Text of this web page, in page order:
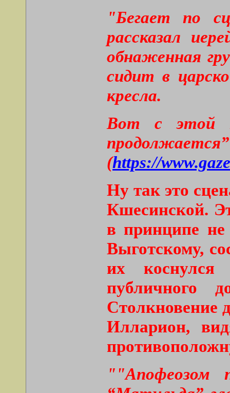
"Бегает по
рассказал
обнаженная
сидит в
кресла.
Вот с этой
(https://
Ну так это
Кшесинской.
в принципе не
Выготскому,
их коснулся
публичного
Столкновение
Илларион,
""Апофеозом